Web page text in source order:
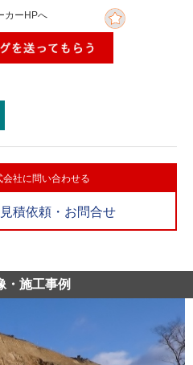
カーHPへ
会社に問い合わせる
積依頼・お問合せ
・施工事例